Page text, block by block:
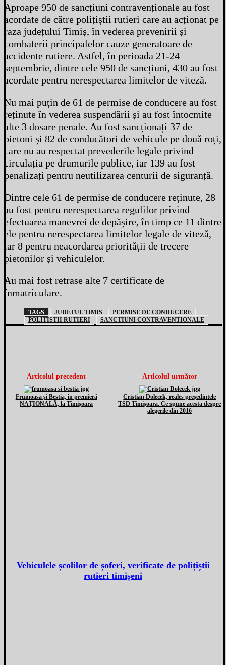
Aproape 950 de sancțiuni contravenționale au fost
acordate de către polițiștii rutieri care au acționat pe
raza județului Timiș, în vederea prevenirii și
combaterii principalelor cauze generatoare de
accidente rutiere. Astfel, în perioada 21-24
septembrie, dintre cele 950 de sancțiuni, 430 au fost
acordate pentru nerespectarea limitelor de viteză.
Nu mai puțin de 61 de permise de conducere au fost
reținute în vederea suspendării și au fost întocmite
alte 3 dosare penale. Au fost sancționați 37 de
pietoni și 82 de conducători de vehicule pe două roți,
care nu au respectat prevederile legale privind
circulația pe drumurile publice, iar 139 au fost
penalizați pentru neutilizarea centurii de siguranță.
Dintre cele 61 de permise de conducere reținute, 28
au fost pentru nerespectarea regulilor privind
efectuarea manevrei de depășire, în timp ce 11 dintre
ele pentru nerespectarea limitelor legale de viteză,
iar 8 pentru neacordarea priorității de trecere
pietonilor și vehiculelor.
Au mai fost retrase alte 7 certificate de
înmatriculare.
TAGS JUDETUL TIMIS
PERMISE DE CONDUCERE
POLITISTII RUTIERI
SANCTIUNI CONTRAVENTIONALE
Articolul precedent
Frumoasa și Bestia, în premieră
NAȚIONALĂ, la Timișoara
Articolul următor
Cristian Dolecek, reales președintele
TSD Timișoara. Ce spune acesta despre
alegerile din 2016
Vehiculele școlilor de șoferi, verificate de polițiștii
rutieri timișeni